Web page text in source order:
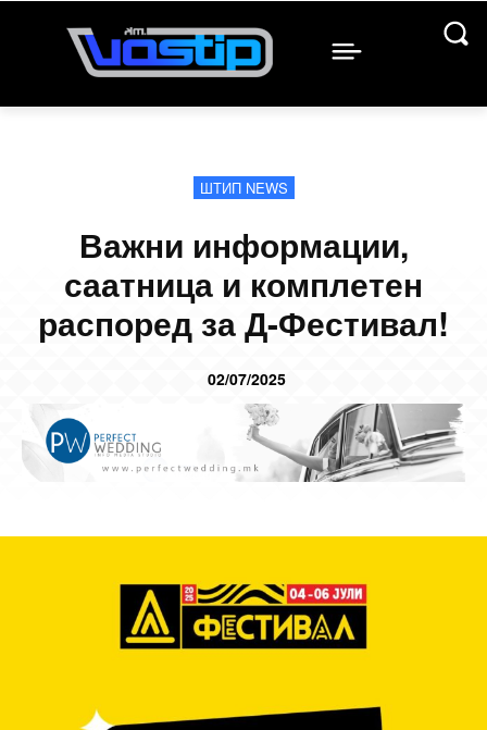
ШТИП NEWS
Важни информации,
саатница и комплетен
распоред за Д-Фестивал!
02/07/2025